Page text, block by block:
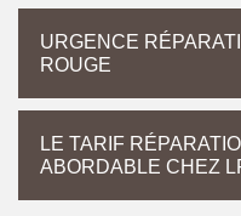
URGENCE
ROUGE
LE TARIF
ABORDABLE CHEZ